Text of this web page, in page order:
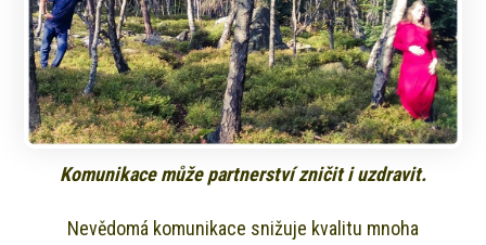
Komunikace může partnerství zničit i uzdravit.
Nevědomá komunikace snižuje kvalitu mnoha